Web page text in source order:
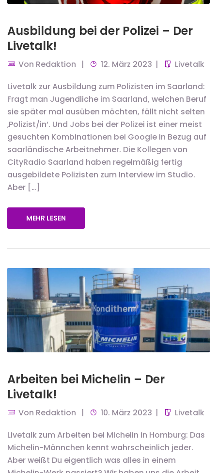
Ausbildung bei der Polizei – Der
Livetalk!
Von Redaktion 12. März 2023
Livetalk
Livetalk zur Ausbildung zum Polizisten im Saarland:
Fragt man Jugendliche im Saarland, welchen Beruf
sie später mal ausüben möchten, fällt nicht selten
‚Polizist/in‘. Und Jobs bei der Polizei ist einer meist
gesuchten Kombinationen bei Google in Bezug auf
saarländische Arbeitnehmer. Die Kollegen von
CityRadio Saarland haben regelmäßig fertig
ausgebildete Polizisten zum Interview im Studio.
Aber […]
MEHR LESEN
Arbeiten bei Michelin – Der
Livetalk!
Von Redaktion 10. März 2023
Livetalk
Livetalk zum Arbeiten bei Michelin in Homburg: Das
Michelin-Männchen kennt wahrscheinlich jeder.
Aber weißt Du eigentlich was alles in einem